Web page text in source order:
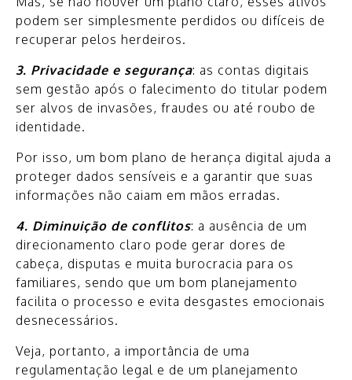
podem ser simplesmente perdidos ou difíceis de
recuperar pelos herdeiros.
3. Privacidade e segurança: as contas digitais
sem gestão após o falecimento do titular podem
ser alvos de invasões, fraudes ou até roubo de
identidade.
Por isso, um bom plano de herança digital ajuda a
proteger dados sensíveis e a garantir que suas
informações não caiam em mãos erradas.
4. Diminuição de conflitos: a ausência de um
direcionamento claro pode gerar dores de
cabeça, disputas e muita burocracia para os
familiares, sendo que um bom planejamento
facilita o processo e evita desgastes emocionais
desnecessários.
Veja, portanto, a importância de uma
regulamentação legal e de um planejamento